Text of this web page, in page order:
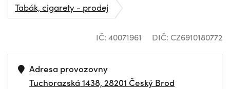
Tabák, cigarety - prodej
IČ: 40071961 DIČ: CZ6910180772
Adresa provozovny
Tuchorazská 1438, 28201 Český Brod